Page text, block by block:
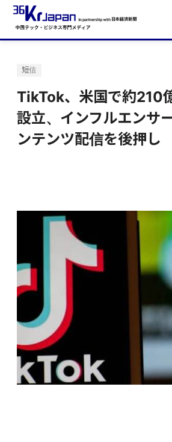
短信
TikTok、米国で約210
設立、インフルエンサ
ンテンツ配信を後押し